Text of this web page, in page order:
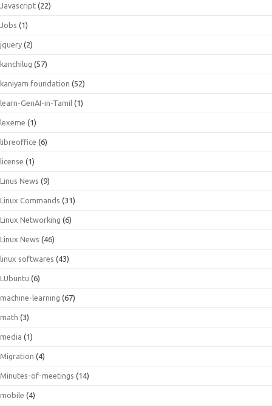
Javascript (22)
Jobs (1)
jquery (2)
kanchilug (57)
kaniyam foundation (52)
learn-GenAI-in-Tamil (1)
lexeme (1)
libreoffice (6)
license (1)
Linus News (9)
Linux Commands (31)
Linux Networking (6)
Linux News (46)
linux softwares (43)
LUbuntu (6)
machine-learning (67)
math (3)
media (1)
Migration (4)
Minutes-of-meetings (14)
mobile (4)